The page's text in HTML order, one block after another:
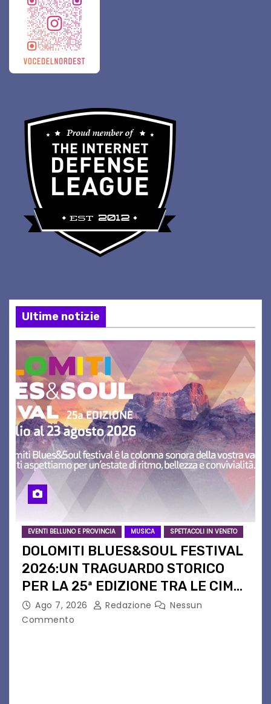
Ultime notizie
EVENTI BELLUNO E PROVINCIA MUSICA SPETTACOLI IN VENETO
DOLOMITI BLUES&SOUL FESTIVAL
2026:UN TRAGUARDO STORICO
PER LA 25ª EDIZIONE TRA LE CIME
PATRIMONIO UNESCO
Ago 7, 2026 Redazione
Nessun
Commento